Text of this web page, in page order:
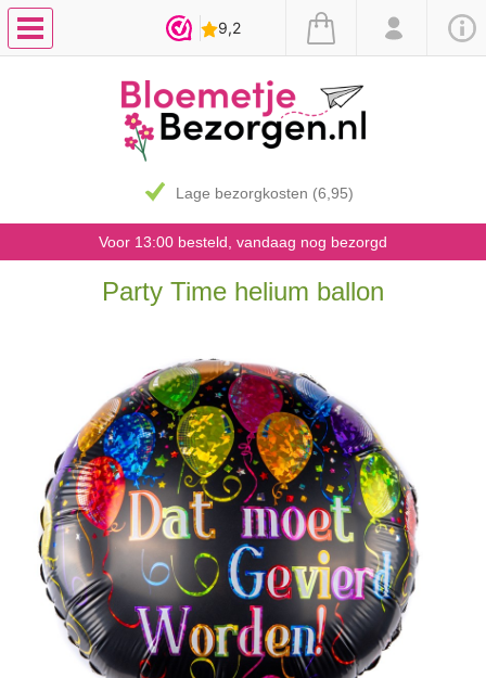
Lage bezorgkosten (6,95)
Voor 13:00 besteld, vandaag nog bezorgd
Party Time helium ballon